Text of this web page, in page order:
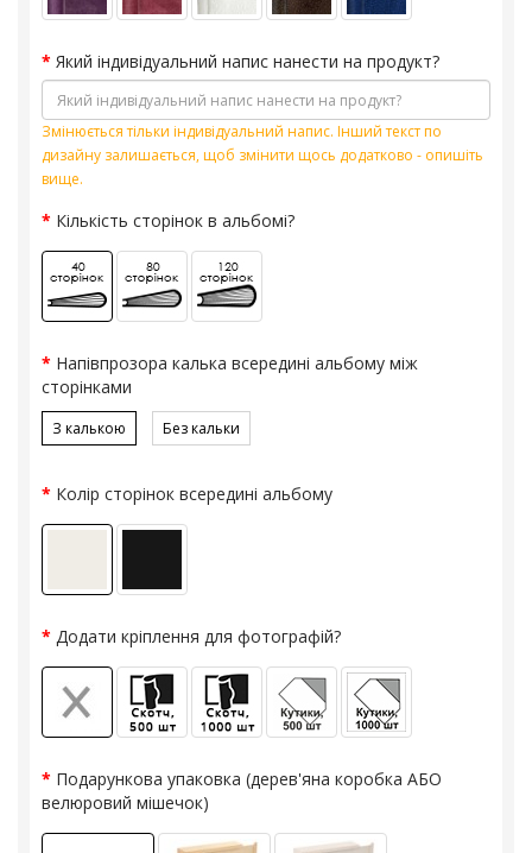
Який індивідуальний напис нанести на продукт?
Змінюється тільки індивідуальний напис. Інший текст по
дизайну залишається, щоб змінити щось додатково - опишіть
вище.
Кількість сторінок в альбомі?
Напівпрозора калька всередині альбому між
сторінками
З калькою Без кальки
Колір сторінок всередині альбому
Додати кріплення для фотографій?
Подарункова упаковка (дерев'яна коробка АБО
велюровий мішечок)